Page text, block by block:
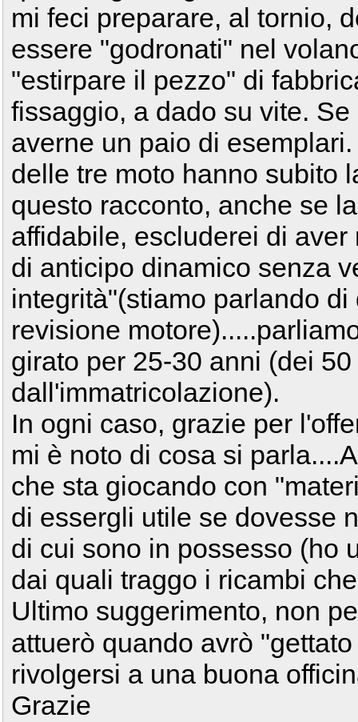
mi feci preparare, al tornio,
essere "godronati" nel
"estirpare il pezzo" di
fissaggio, a dado su vite.
averne un paio di
delle tre moto hanno subito
questo racconto, anche se
affidabile, escluderei di
di anticipo dinamico senza
integrità"(stiamo parlando
revisione
girato per 25-30 anni (dei
dall'immatricolazione).
In ogni caso, grazie per
mi è noto di cosa si
che sta giocando con
di essergli utile se dovesse
di cui sono in possesso (ho
dai quali traggo i ricambi
Ultimo suggerimento, non
attuerò quando avrò
rivolgersi a una buona
Grazie